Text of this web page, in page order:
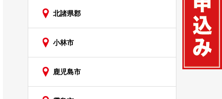
北諸県郡
小林市
鹿児島市